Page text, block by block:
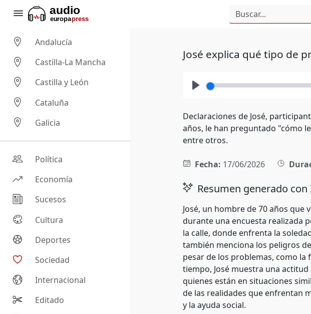
Andalucía
Castilla-La Mancha
Castilla y León
Cataluña
Galicia
Política
Economía
Sucesos
Cultura
Deportes
Sociedad
Internacional
Editado
José explica qué tipo de
Declaraciones de José,
años, le han preguntado "cómo
entre otros.
Fecha: 17/06/2026
Resumen generado con
José, un hombre de 70 años que
durante una encuesta realizada
la calle, donde enfrenta la
también menciona los peligros
pesar de los problemas, como
tiempo, José muestra una
quienes están en situaciones
de las realidades que enfrentan
y la ayuda social.